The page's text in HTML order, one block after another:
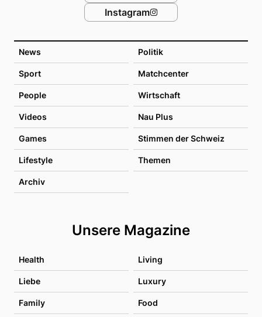
News Politik
Sport Matchcenter
People Wirtschaft
Videos Nau Plus
Games Stimmen der Schweiz
Lifestyle Themen
Archiv
Unsere Magazine
Health Living
Liebe Luxury
Family Food
Instagram